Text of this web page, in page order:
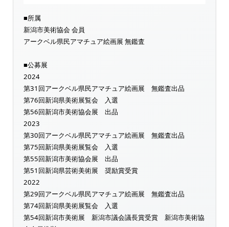
■所属
新潟市美術協会 会員
アークベル県民アマチュア絵画展 無鑑査
■公募展
2024
第31回アークベル県民アマチュア絵画展 無鑑査出品
第76回新潟県美術展覧会 入選
第56回新潟市美術協会展 出品
2023
第30回アークベル県民アマチュア絵画展 無鑑査出品
第75回新潟県美術展覧会 入選
第55回新潟市美術協会展 出品
第51回新潟県芸術美術展 奨励賞受賞
2022
第29回アークベル県民アマチュア絵画展 無鑑査出品
第74回新潟県美術展覧会 入選
第54回新潟市美術展 新潟市議会議長賞受賞 新潟市美術協